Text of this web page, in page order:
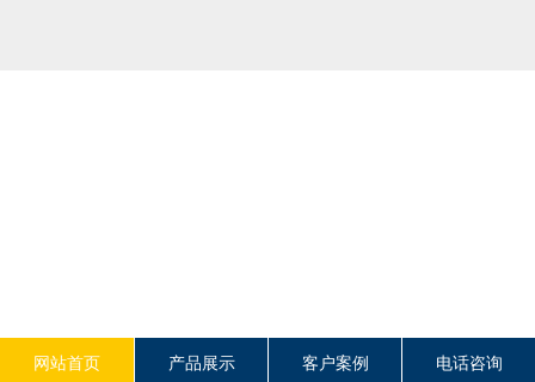
网站首页 产品展示 客户案例 电话咨询